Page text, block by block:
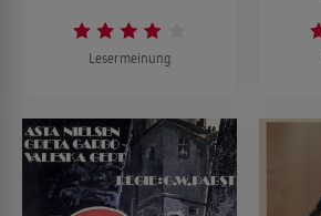
Lesermeinung